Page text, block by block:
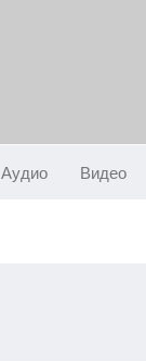
Аудио Видео